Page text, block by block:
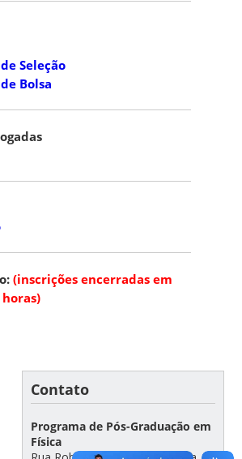
Seleção
Bolsa
(inscrições encerradas em
Contato
Programa de Pós-Graduação em
Física